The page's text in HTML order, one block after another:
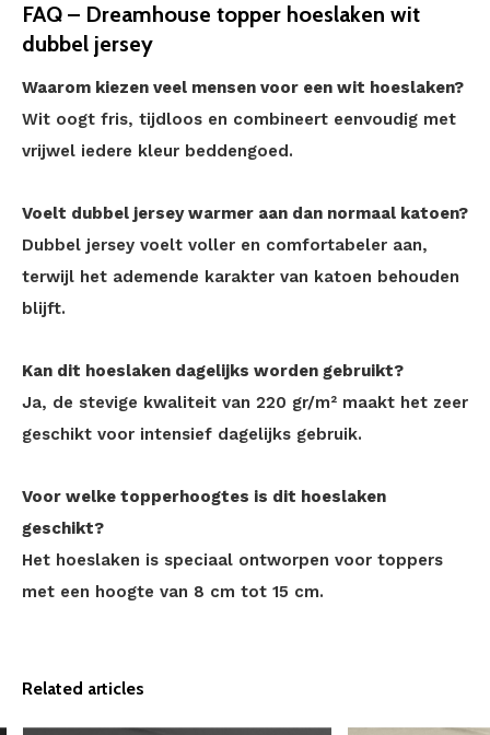
FAQ – Dreamhouse topper hoeslaken wit
dubbel jersey
Waarom kiezen veel mensen voor een wit hoeslaken?
Wit oogt fris, tijdloos en combineert eenvoudig met
vrijwel iedere kleur beddengoed.
Voelt dubbel jersey warmer aan dan normaal katoen?
Dubbel jersey voelt voller en comfortabeler aan,
terwijl het ademende karakter van katoen behouden
blijft.
Kan dit hoeslaken dagelijks worden gebruikt?
Ja, de stevige kwaliteit van 220 gr/m² maakt het zeer
geschikt voor intensief dagelijks gebruik.
Voor welke topperhoogtes is dit hoeslaken
geschikt?
Het hoeslaken is speciaal ontworpen voor toppers
met een hoogte van 8 cm tot 15 cm.
Related articles